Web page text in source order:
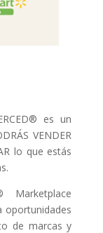
es un
VENDER
lo que estás
oportunidades
de marcas y